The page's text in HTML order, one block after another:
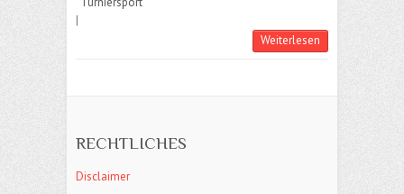
|
Weiterlesen
RECHTLICHES
Disclaimer